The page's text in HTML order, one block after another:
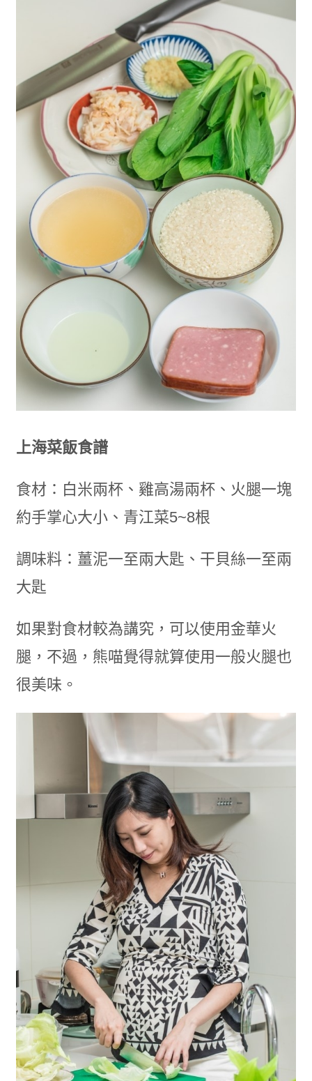
上海菜飯食譜
食材：白米兩杯、雞高湯兩杯、火腿一塊
約手掌心大小、青江菜5~8根
調味料：薑泥一至兩大匙、干貝絲一至兩
大匙
如果對食材較為講究，可以使用金華火
腿，不過，熊喵覺得就算使用一般火腿也
很美味。